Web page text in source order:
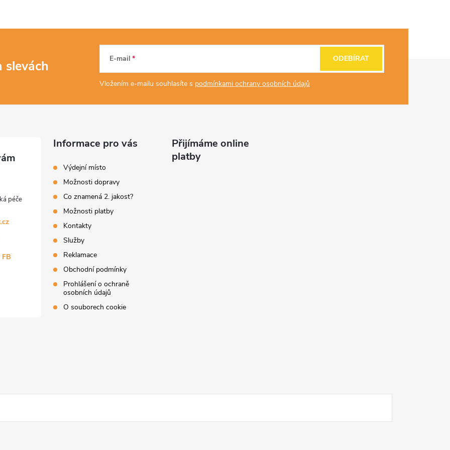
slevách E-mail
Vložením e-mailu souhlasíte s podmínkami ochrany osobních údajů
ODEBÍRAT
Informace pro vás
Výdejní místo
Možnosti dopravy
Co znamená 2. jakost?
Možnosti platby
Kontakty
Služby
Reklamace
Obchodní podmínky
Prohlášení o ochraně
osobních údajů
O souborech cookie
Přijímáme online
platby